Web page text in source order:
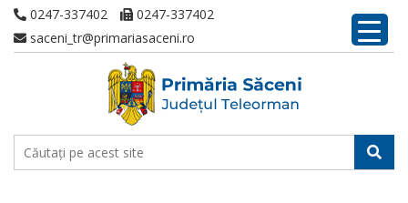
0247-337402
0247-337402
saceni_tr@primariasaceni.ro